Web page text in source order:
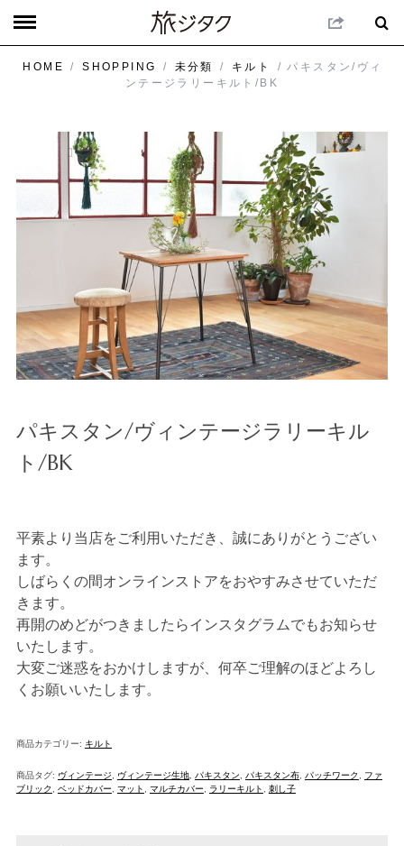
HOME / SHOPPING / 未分類 / キルト
/ パキスタン/ヴィ
ンテージラリーキルト/BK
パキスタン/ヴィンテージラリーキル
ト/BK
平素より当店をご利用いただき、誠にありがとうござい
ます。
しばらくの間オンラインストアをおやすみさせていただ
きます。
再開のめどがつきましたらインスタグラムでもお知らせ
いたします。
大変ご迷惑をおかけしますが、何卒ご理解のほどよろし
くお願いいたします。
商品カテゴリー: キルト
商品タグ: ヴィンテージ ヴィンテージ生地, パキスタン パキスタン布, パッチワーク
ファ
ブリック
ベッドカバー マット マルチカバー ラリーキルト 刺し子